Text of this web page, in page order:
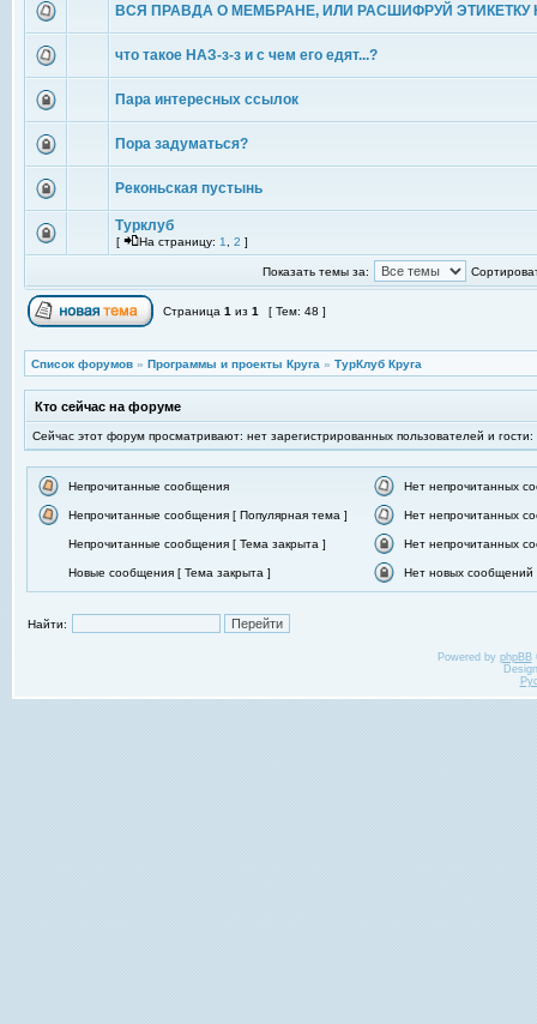
ВСЯ ПРАВДА О МЕМБРАНЕ, ИЛИ РАСШИФРУЙ ЭТИКЕТКУ
что такое НАЗ-з-з и с чем его едят...?
Пара интересных ссылок
Пора задуматься?
Реконьская пустынь
Турклуб
[ На страницу: 1 2 ]
Показать темы за:
Страница 1 из 1 [ Тем: 48 ]
Список форумов » Программы и проекты Круга » ТурКлуб Круга
Кто сейчас на форуме
Сейчас этот форум просматривают: нет зарегистрированных пользователей и гости:
Непрочитанные сообщения Нет непрочитанных
Непрочитанные сообщения [ Популярная тема ] Нет непрочитанных
Непрочитанные сообщения [ Тема закрыта ] Нет непрочитанных
Новые сообщения [ Тема закрыта ] Нет новых сообщений
Найти:
Powered by phpBB